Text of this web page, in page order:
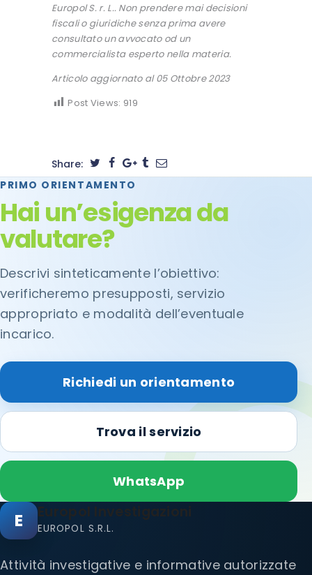
Europol S. r. L.. Non prendere mai decisioni
fiscali o giuridiche senza prima avere
consultato un avvocato od un
commercialista esperto nella materia.
Articolo aggiornato al 05 Ottobre 2023
Post Views: 919
Share:
PRIMO ORIENTAMENTO
Hai un’esigenza da
valutare?
Descrivi sinteticamente l’obiettivo:
verificheremo presupposti, servizio
appropriato e modalità dell’eventuale
incarico.
Richiedi un orientamento
Trova il servizio
WhatsApp
E Europol Investigazioni
EUROPOL S.R.L.
Attività investigative e informative autorizzate